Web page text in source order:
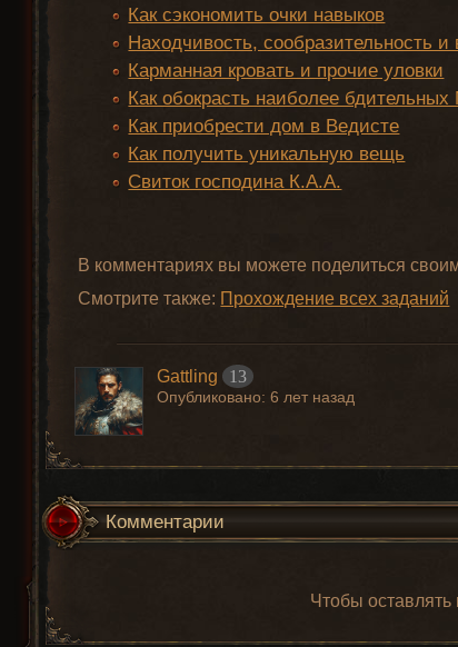
Как сэкономить очки навыков
Находчивость, сообразительность и
Карманная кровать и прочие уловки
Как обокрасть наиболее бдительных
Как приобрести дом в Ведисте
Как получить уникальную вещь
Свиток господина К.А.А.
В комментариях вы можете поделиться
Смотрите также: Прохождение всех заданий
Gattling 13
Опубликовано:6 лет назад
Комментарии
Чтобы